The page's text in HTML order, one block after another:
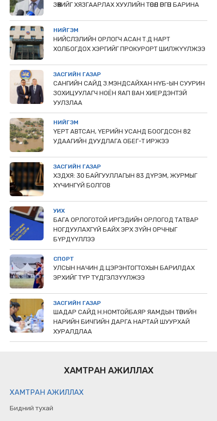
ЗӨӨХИЙГ ХЯЗГААРЛАХ ХУУЛИЙН ТӨСӨЛ ӨРГӨН БАРИНА
НИЙГЭМ
НИЙСЛЭЛИЙН ОРЛОГЧ АСАН Т.Д НАРТ
ХОЛБОГДОХ ХЭРГИЙГ ПРОКУРОРТ ШИЛЖҮҮЛЖЭЭ
ЗАСГИЙН ГАЗАР
САНГИЙН САЙД З.МЭНДСАЙХАН НҮБ-ЫН СУУРИН
ЗОХИЦУУЛАГЧ НОЁН ЯАП ВАН ХИЕРДЭНТЭЙ
УУЛЗЛАА
НИЙГЭМ
ҮЕРТ АВТСАН, ҮЕРИЙН УСАНД БООГДСОН 82
УДААГИЙН ДУУДЛАГА ОБЕГ-Т ИРЖЭЭ
ЗАСГИЙН ГАЗАР
ХЗДХЯ: 30 БАЙГУУЛЛАГЫН 83 ДҮРЭМ, ЖУРМЫГ
ХҮЧИНГҮЙ БОЛГОВ
УИХ
БАГА ОРЛОГОТОЙ ИРГЭДИЙН ОРЛОГОД ТАТВАР
НОГДУУЛАХГҮЙ БАЙХ ЭРХ ЗҮЙН ОРЧНЫГ
БҮРДҮҮЛЛЭЭ
СПОРТ
УЛСЫН НАЧИН Д.ЦЭРЭНТОГТОХЫН БАРИЛДАХ
ЭРХИЙГ ТҮР ТҮДГЭЛЗҮҮЛЖЭЭ
ЗАСГИЙН ГАЗАР
ШАДАР САЙД Н.НОМТОЙБАЯР ЯАМДЫН ТӨРИЙН
НАРИЙН БИЧГИЙН ДАРГА НАРТАЙ ШУУРХАЙ
ХУРАЛДЛАА
ХАМТРАН АЖИЛЛАХ
ХАМТРАН АЖИЛЛАХ
Бидний тухай